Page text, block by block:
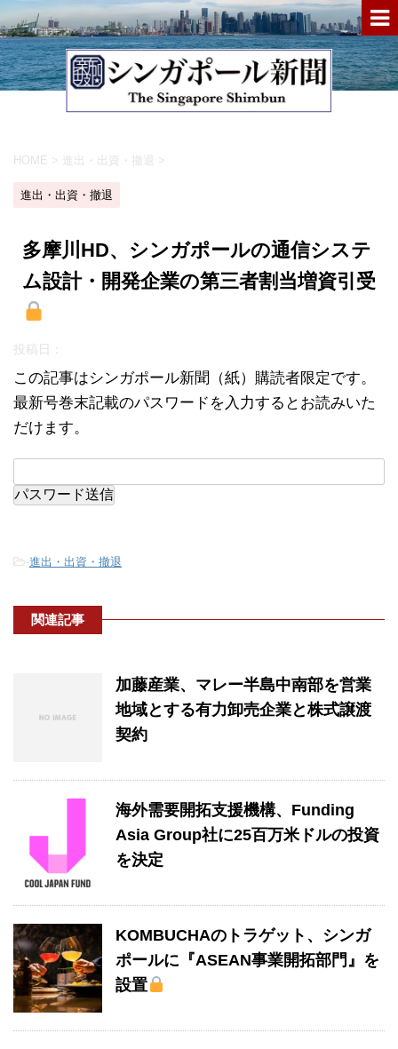
HOME > 進出・出資・撤退 >
進出・出資・撤退
多摩川HD、シンガポールの通信システ
ム設計・開発企業の第三者割当増資引受
投稿日：
この記事はシンガポール新聞（紙）購読者限定です。
最新号巻末記載のパスワードを入力するとお読みいた
だけます。
-進出・出資・撤退
関連記事
加藤産業、マレー半島中南部を営業
地域とする有力卸売企業と株式譲渡
契約
海外需要開拓支援機構、Funding
Asia Group社に25百万米ドルの投資
を決定
KOMBUCHAのトラゲット、シンガ
ポールに『ASEAN事業開拓部門』を
設置